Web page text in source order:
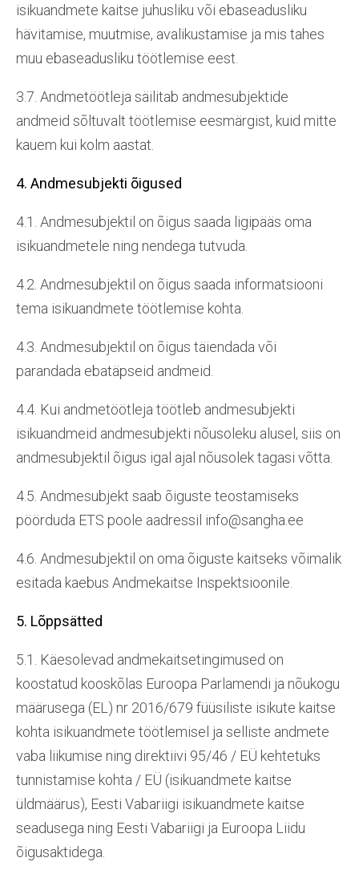
isikuandmete kaitse juhusliku või ebaseadusliku
hävitamise, muutmise, avalikustamise ja mis tahes
muu ebaseadusliku töötlemise eest.
3.7. Andmetöötleja säilitab andmesubjektide
andmeid sõltuvalt töötlemise eesmärgist, kuid mitte
kauem kui kolm aastat.
4. Andmesubjekti õigused
4.1. Andmesubjektil on õigus saada ligipääs oma
isikuandmetele ning nendega tutvuda.
4.2. Andmesubjektil on õigus saada informatsiooni
tema isikuandmete töötlemise kohta.
4.3. Andmesubjektil on õigus täiendada või
parandada ebatäpseid andmeid.
4.4. Kui andmetöötleja töötleb andmesubjekti
isikuandmeid andmesubjekti nõusoleku alusel, siis on
andmesubjektil õigus igal ajal nõusolek tagasi võtta.
4.5. Andmesubjekt saab õiguste teostamiseks
pöörduda ETS poole aadressil info@sangha.ee
4.6. Andmesubjektil on oma õiguste kaitseks võimalik
esitada kaebus Andmekaitse Inspektsioonile.
5. Lõppsätted
5.1. Käesolevad andmekaitsetingimused on
koostatud kooskõlas Euroopa Parlamendi ja nõukogu
määrusega (EL) nr 2016/679 füüsiliste isikute kaitse
kohta isikuandmete töötlemisel ja selliste andmete
vaba liikumise ning direktiivi 95/46 / EÜ kehtetuks
tunnistamise kohta / EÜ (isikuandmete kaitse
üldmäärus), Eesti Vabariigi isikuandmete kaitse
seadusega ning Eesti Vabariigi ja Euroopa Liidu
õigusaktidega.